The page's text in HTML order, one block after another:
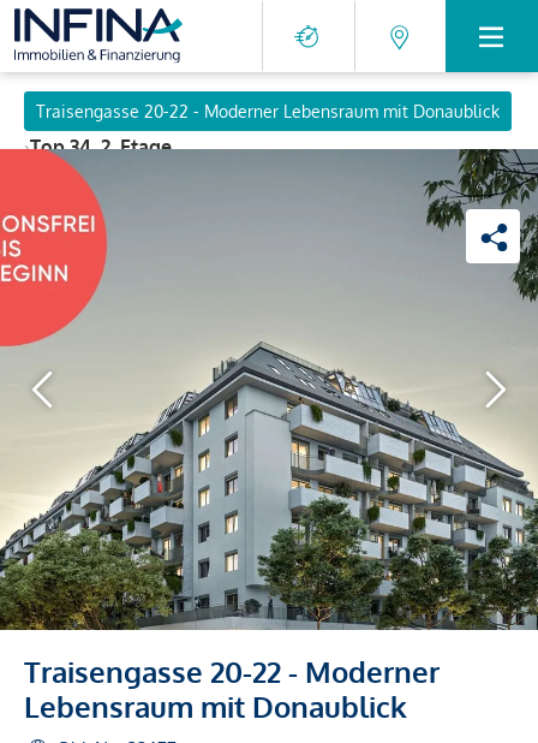
Traisengasse 20-22 - Moderner Lebensraum mit Donaublick
›Top 34, 2. Etage
Traisengasse 20-22 - Moderner
Lebensraum mit Donaublick